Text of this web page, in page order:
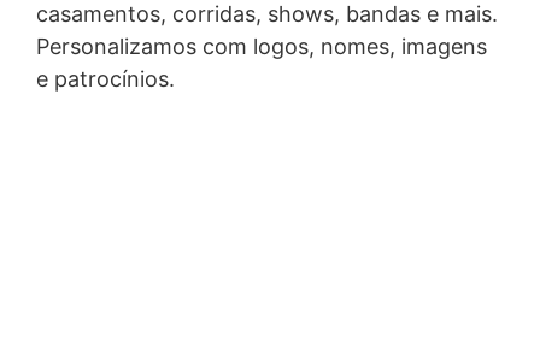
casamentos, corridas, shows, bandas e mais.
Personalizamos com logos, nomes, imagens
e patrocínios.